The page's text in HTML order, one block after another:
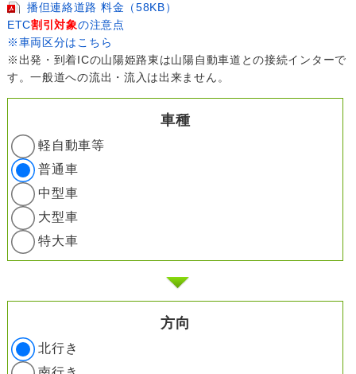
播但連絡道路 料金（58KB）
ETC割引対象の注意点
※車両区分はこちら
※出発・到着ICの山陽姫路東は山陽自動車道との接続インターで
す。一般道への流出・流入は出来ません。
車種
軽自動車等
普通車
中型車
大型車
特大車
方向
北行き